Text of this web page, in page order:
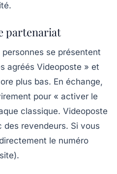
partenariat
se présentent
agréés Videoposte » et
plus bas. En échange,
pour « activer le
classique. Videoposte
revendeurs. Si vous
le numéro